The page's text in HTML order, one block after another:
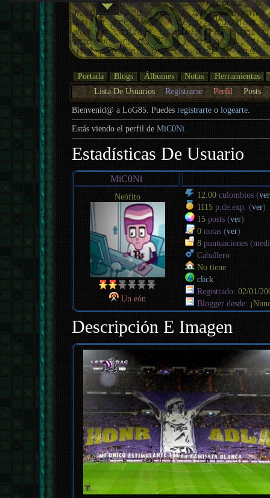
Portada Blogs Álbumes Notas
Herramientas
Lista De Usuarios
Registrarse Perfil Posts
Bienvenid@ a LoG85. Puedesregistrarte ologearte.
Estás viendo el perfil deMiC0Ni
Estadísticas De Usuario
MiC0Ni
Neófito
Un eón
12.00culombios (ver
1115p.de.exp. (ver)
15posts (ver)
0notas (ver)
8puntuaciones
Caballero
No tiene
click
Registrado: 02/01/
Blogger desde:
Descripción E Imagen